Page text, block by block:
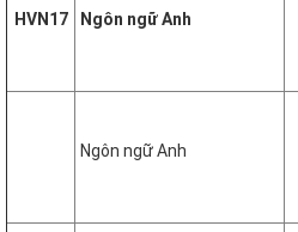
HVN17 Ngôn ngữ Anh
Ngôn ngữ Anh